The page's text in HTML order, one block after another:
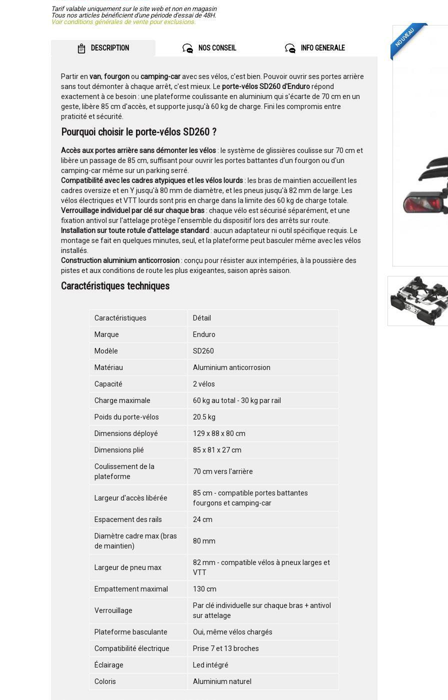
Tarif valable uniquement sur le site web et non en magasin
Tous nos articles bénéficient d'une période d'essai de 48H.
Voir conditions générales de vente pour exclusions.
DESCRIPTION NOS CONSEIL INFO GENERALE
Partir en van, fourgonou camping-caravec ses vélos, c'est bien. Pouvoir ouvrir ses portes arrière
sans tout démonter à chaque arrêt, c'est mieux. Le porte-vélos SD260 d'Endurorépond
exactement à ce besoin : une plateforme coulissante en aluminium qui s'écarte de 70 cm en un
geste, libère 85 cm d'accès, et supporte jusqu'à 60 kg de charge. Fini les compromis entre
praticité et sécurité.
Pourquoi choisir le porte-vélos SD260 ?
Accès aux portes arrière sans démonter les vélos: le système de glissières coulisse sur 70 cm et
libère un passage de 85 cm, suffisant pour ouvrir les portes battantes d'un fourgon ou d'un
camping-car même sur un parking serré.
Compatibilité avec les cadres atypiques et les vélos lourds: les bras de maintien accueillent les
cadres oversize et en Y jusqu'à 80 mm de diamètre, et les pneus jusqu'à 82 mm de large. Les
vélos électriques et VTT lourds sont pris en charge dans la limite des 60 kg de charge totale.
Verrouillage individuel par clé sur chaque bras: chaque vélo est sécurisé séparément, et une
fixation antivol sur l'attelage protège l'ensemble du dispositif lors des arrêts sur route.
Installation sur toute rotule d'attelage standard: aucun adaptateur ni outil spécifique requis. Le
montage se fait en quelques minutes, seul, et la plateforme peut basculer même avec les vélos
installés.
Construction aluminium anticorrosion: conçu pour résister aux intempéries, à la poussière des
pistes et aux conditions de route les plus exigeantes, saison après saison.
Caractéristiques techniques
Caractéristiques Détail
Marque Enduro
Modèle SD260
Matériau Aluminium anticorrosion
Capacité 2 vélos
Charge maximale 60 kg au total - 30 kg par rail
Poids du porte-vélos 20.5 kg
Dimensions déployé 129 x 88 x 80 cm
Dimensions plié 85 x 81 x 27 cm
Coulissement de la
plateforme
70 cm vers l'arrière
Largeur d'accès libérée
85 cm - compatible portes battantes
fourgons et camping-car
Espacement des rails 24 cm
Diamètre cadre max (bras
de maintien)
80 mm
Largeur de pneu max
82 mm - compatible vélos à pneux larges et
VTT
Empattement maximal 130 cm
Verrouillage
Par clé individuelle sur chaque bras + antivol
sur attelage
Plateforme basculante Oui, même vélos chargés
Compatibilité électrique Prise 7 et 13 broches
Éclairage Led intégré
Coloris Aluminium naturel
NOUVEAU